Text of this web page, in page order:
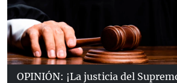
OPINIÓN: ¡La justicia del